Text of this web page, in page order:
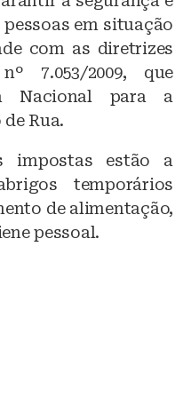
em situação
com as diretrizes
7.053/2009, que
Nacional para a
Rua.
impostas estão a
temporários
de alimentação,
pessoal.